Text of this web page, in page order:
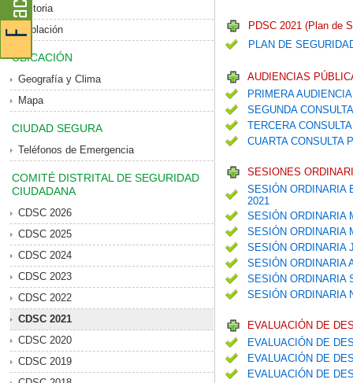
Historia
Población
UBICACIÓN
Geografía y Clima
Mapa
CIUDAD SEGURA
Teléfonos de Emergencia
COMITÉ DISTRITAL DE SEGURIDAD
CIUDADANA
CDSC 2026
CDSC 2025
CDSC 2024
CDSC 2023
CDSC 2022
CDSC 2021
CDSC 2020
CDSC 2019
PDSC 2021 (Plan de
PLAN DE
AUDIENCIAS
PRIMERA
SEGUNDA
TERCERA
CUARTA CONSULTA
SESIONES
SESIÓN ORDINARIA
2021
SESIÓN ORDINARIA
SESIÓN ORDINARIA
SESIÓN ORDINARIA
SESIÓN ORDINARIA
SESIÓN ORDINARIA
SESIÓN ORDINARIA
EVALUACIÓN DE
EVALUACIÓN DE
EVALUACIÓN DE
EVALUACIÓN DE